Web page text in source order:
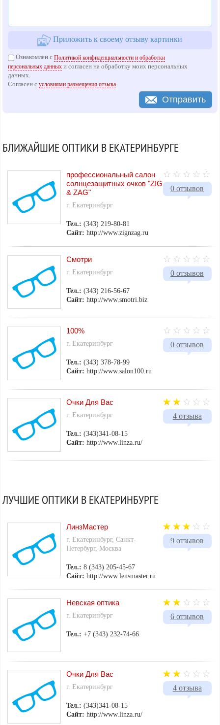
Приложить к своему отзыву картинки
Ознакомлен сПолитикой конфиденциальности и обработки
персональных данных и согласен на обработку моих персональных
данных.
Согласен сусловиями размещения отзыва
Отправить
БЛИЖАЙШИЕ ОПТИКИ В ЕКАТЕРИНБУРГЕ
0 отзывов
профессиональный салон
солнцезащитных очков "ZIG
& ZAG"
г. Екатеринбург
Тел.:(343) 219-80-81
Сайт: http://www.zignzag.ru
0 отзывов
Смотри
г. Екатеринбург
Тел.:(343) 216-56-67
Сайт: http://www.smotri.biz
0 отзывов
100%
г. Екатеринбург
Тел.:(343) 378-78-99
Сайт: http://www.salon100.ru
4 отзыва
Очки Для Вас
г. Екатеринбург
Тел.:(343)341-08-15
Сайт: http://www.linza.ru/
ЛУЧШИЕ ОПТИКИ В ЕКАТЕРИНБУРГЕ
9 отзывов
ЛинзМастер
г. Екатеринбург, Санкт-
Петербург, Москва
Тел.:8 (343) 205-45-67
Сайт: http://www.lensmaster.ru
6 отзывов
Невская оптика
г. Екатеринбург
Тел.:+7 (343) 232-74-66
4 отзыва
Очки Для Вас
г. Екатеринбург
Тел.:(343)341-08-15
Сайт: http://www.linza.ru/